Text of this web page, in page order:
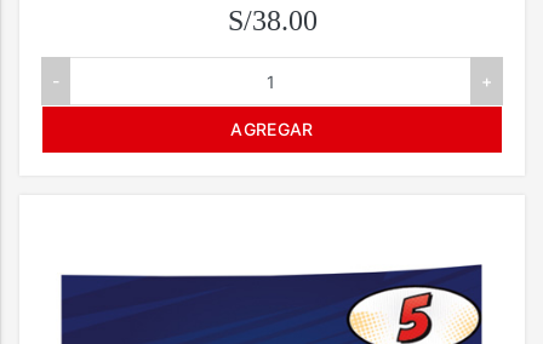
S/38.00
- +
AGREGAR